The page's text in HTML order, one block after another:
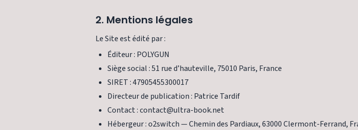
2. Mentions légales
Le Site est édité par :
Éditeur : POLYGUN
Siège social : 51 rue d’hauteville, 75010 Paris, France
SIRET : 47905455300017
Directeur de publication : Patrice Tardif
Contact : contact@ultra-book.net
Hébergeur : o2switch — Chemin des Pardiaux, 63000 Clermont-Ferrand,